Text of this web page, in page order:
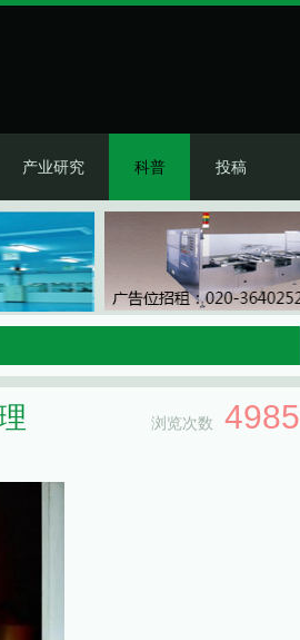
产业研究 科普 投稿
浏览次数 4985